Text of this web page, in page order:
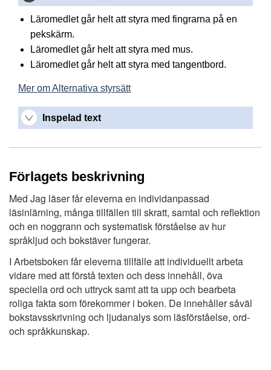
Läromedlet går helt att styra med fingrarna på en
pekskärm.
Läromedlet går helt att styra med mus.
Läromedlet går helt att styra med tangentbord.
Mer om Alternativa styrsätt
Inspelad text
Förlagets beskrivning
Med Jag läser får eleverna en individanpassad
läsinlärning, många tillfällen till skratt, samtal och reflektion
och en noggrann och systematisk förståelse av hur
språkljud och bokstäver fungerar.
I Arbetsboken får eleverna tillfälle att individuellt arbeta
vidare med att förstå texten och dess innehåll, öva
speciella ord och uttryck samt att ta upp och bearbeta
roliga fakta som förekommer i boken. De innehåller såväl
bokstavsskrivning och ljudanalys som läsförståelse, ord-
och språkkunskap.